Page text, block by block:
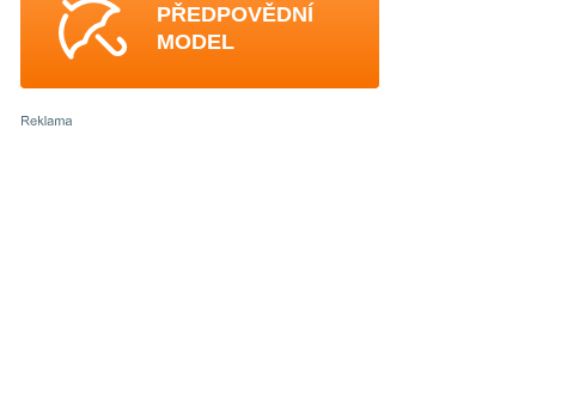
PŘEDPOVĚDNÍ
MODEL